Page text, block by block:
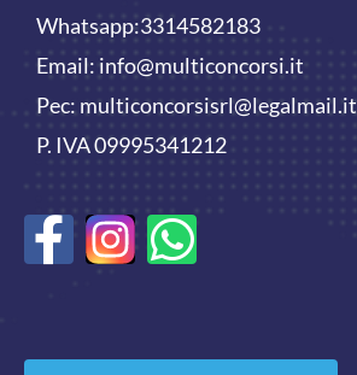
Whatsapp:3314582183
Email:info@multiconcorsi.it
Pec: multiconcorsisrl@legalmail.it
P. IVA 09995341212
F
W